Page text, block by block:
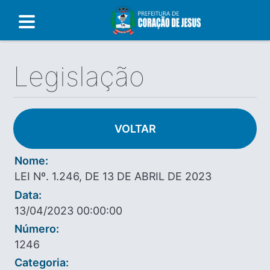
Legislação
VOLTAR
Nome:
LEI Nº. 1.246, DE 13 DE ABRIL DE 2023
Data:
13/04/2023 00:00:00
Número:
1246
Categoria: